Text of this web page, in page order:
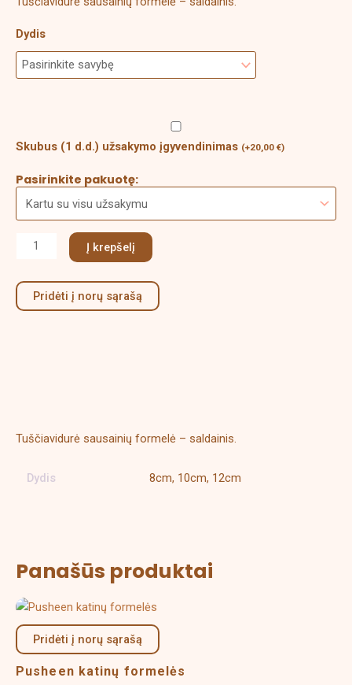
Dydis
Skubus (1 d.d.) užsakymo įgyvendinimas (+20,00 €)
Pasirinkite pakuotę:
Į krepšelį
Pridėti į norų sąrašą
Tuščiavidurė sausainių formelė – saldainis.
Dydis 8cm, 10cm, 12cm
Panašūs produktai
Pridėti į norų sąrašą
Pusheen katinų formelės
Price
7,50 €
through
27,00 €
This
product
has
multiple